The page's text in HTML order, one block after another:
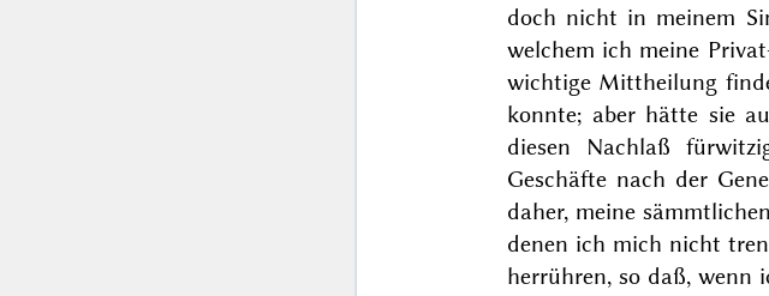
doch nicht in meinem
welchem ich meine
wichtige Mittheilung
konnte; aber hätte sie
diesen Nachlaß
Geschäfte nach der
daher, meine
denen ich mich nicht
herrühren, so daß, wenn